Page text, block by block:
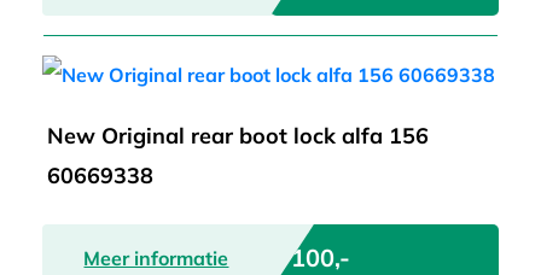
New Original rear boot lock alfa 156
60669338
Meer informatie € 100,-